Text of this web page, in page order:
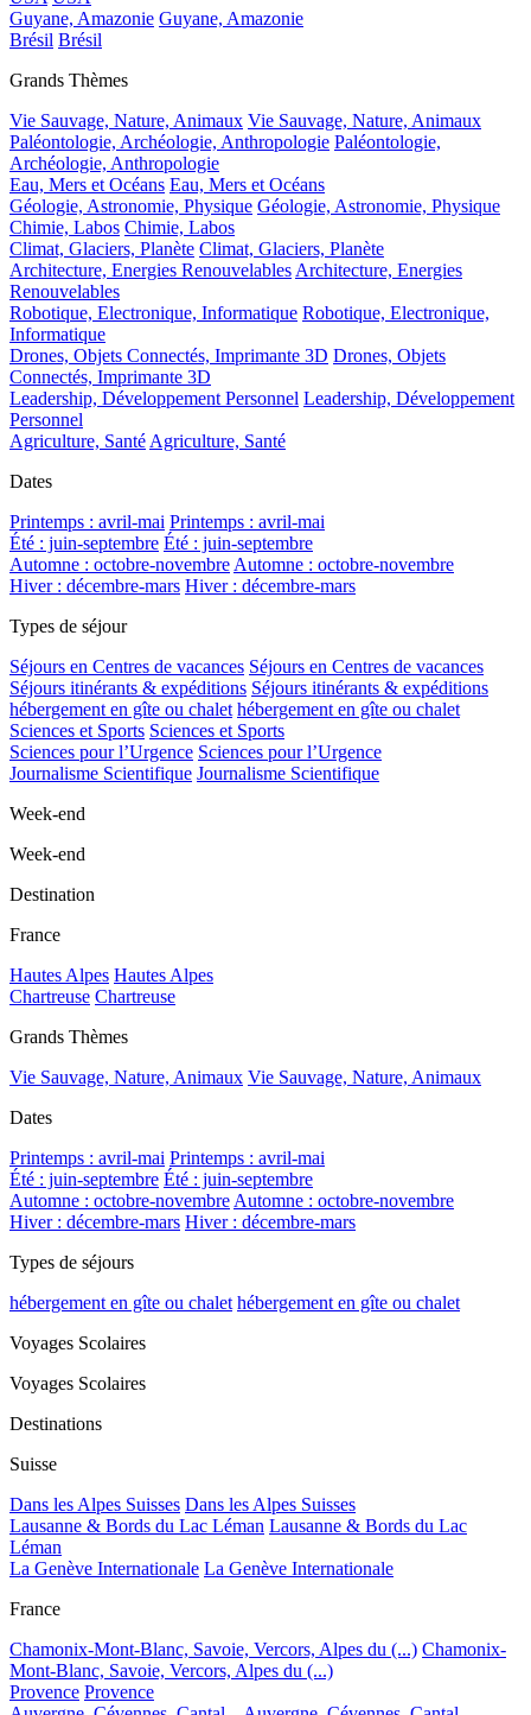
Guyane, Amazonie Guyane, Amazonie
Brésil Brésil
Grands Thèmes
Vie Sauvage, Nature, Animaux Vie Sauvage, Nature, Animaux
Paléontologie, Archéologie, Anthropologie Paléontologie,
Archéologie, Anthropologie
Eau, Mers et Océans Eau, Mers et Océans
Géologie, Astronomie, Physique Géologie, Astronomie, Physique
Chimie, Labos Chimie, Labos
Climat, Glaciers, Planète Climat, Glaciers, Planète
Architecture, Energies RenouvelablesArchitecture, Energies
Renouvelables
Robotique, Electronique, Informatique Robotique, Electronique,
Informatique
Drones, Objets Connectés, Imprimante 3D Drones, Objets
Connectés, Imprimante 3D
Leadership, Développement Personnel Leadership, Développement
Personnel
Agriculture, SantéAgriculture, Santé
Dates
Printemps : avril-mai Printemps : avril-mai
Été : juin-septembre Été : juin-septembre
Automne : octobre-novembreAutomne : octobre-novembre
Hiver : décembre-mars Hiver : décembre-mars
Types de séjour
Séjours en Centres de vacances Séjours en Centres de vacances
Séjours itinérants & expéditions Séjours itinérants & expéditions
hébergement en gîte ou chalet hébergement en gîte ou chalet
Sciences et Sports Sciences et Sports
Sciences pour l’Urgence Sciences pour l’Urgence
Journalisme Scientifique Journalisme Scientifique
Week-end
Week-end
Destination
France
Hautes Alpes Hautes Alpes
Chartreuse Chartreuse
Grands Thèmes
Vie Sauvage, Nature, Animaux Vie Sauvage, Nature, Animaux
Dates
Printemps : avril-mai Printemps : avril-mai
Été : juin-septembre Été : juin-septembre
Automne : octobre-novembreAutomne : octobre-novembre
Hiver : décembre-mars Hiver : décembre-mars
Types de séjours
hébergement en gîte ou chalet hébergement en gîte ou chalet
Voyages Scolaires
Voyages Scolaires
Destinations
Suisse
Dans les Alpes Suisses Dans les Alpes Suisses
Lausanne & Bords du Lac Léman Lausanne & Bords du Lac
Léman
La Genève Internationale La Genève Internationale
France
Chamonix-Mont-Blanc, Savoie, Vercors, Alpes du (...) Chamonix-
Mont-Blanc, Savoie, Vercors, Alpes du (...)
Provence Provence